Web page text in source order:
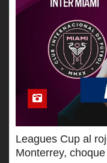
Leagues Cup al
Monterrey,